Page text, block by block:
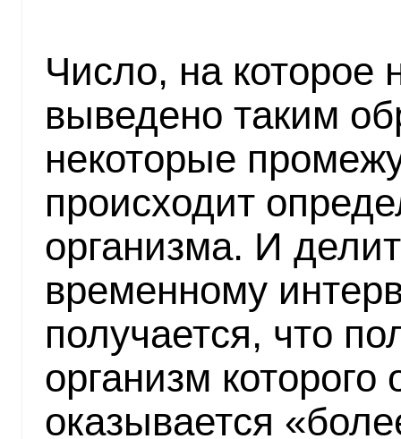
Число, на которое
выведено таким
некоторые
происходит
организма. И
временному
получается, что
организм
оказывается